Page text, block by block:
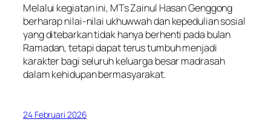
Melalui kegiatan ini, MTs Zainul Hasan Genggong
berharap nilai-nilai ukhuwwah dan kepedulian sosial
yang ditebarkan tidak hanya berhenti pada bulan
Ramadan, tetapi dapat terus tumbuh menjadi
karakter bagi seluruh keluarga besar madrasah
dalam kehidupan bermasyarakat.
24 Februari 2026